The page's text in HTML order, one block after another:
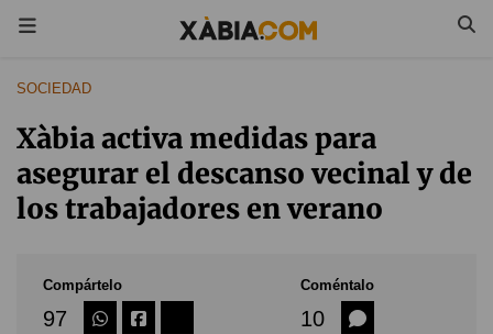
SOCIEDAD
Xàbia activa medidas para
asegurar el descanso vecinal y de
los trabajadores en verano
Compártelo
97
Coméntalo
10